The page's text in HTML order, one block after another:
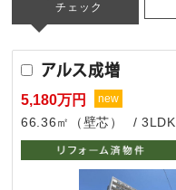
チェック
アルス成増
5,180万円
new
66.36㎡（壁芯） 3LDK